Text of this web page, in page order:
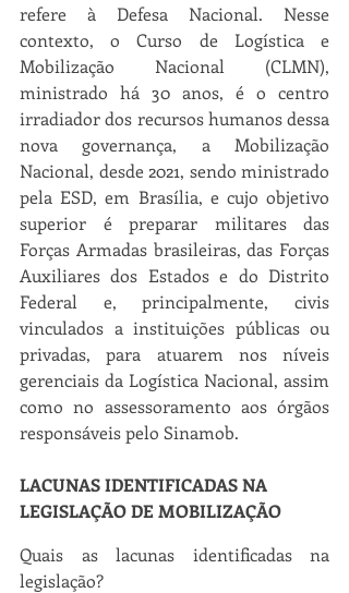
refere à Defesa Nacional. Nesse
contexto, o Curso de Logística e
Mobilização Nacional (CLMN),
ministrado há 30 anos, é o centro
irradiador dos recursos humanos dessa
nova governança, a Mobilização
Nacional, desde 2021, sendo ministrado
pela ESD, em Brasília, e cujo objetivo
superior é preparar militares das
Forças Armadas brasileiras, das Forças
Auxiliares dos Estados e do Distrito
Federal e, principalmente, civis
vinculados a instituições públicas ou
privadas, para atuarem nos níveis
gerenciais da Logística Nacional, assim
como no assessoramento aos órgãos
responsáveis pelo Sinamob.
LACUNAS IDENTIFICADAS NA
LEGISLAÇÃO DE MOBILIZAÇÃO
Quais as lacunas identificadas na
legislação?